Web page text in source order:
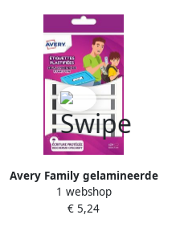
Avery Family gelamineerde
etiketten ft 8 5 x 1 7 cm grijs
ophangbare etui met 24
1 webshop
€ 5,24